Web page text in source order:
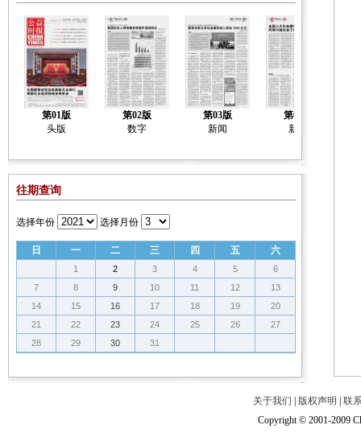
第01版
头版
第02版
数字
第03版
新闻
第04版
新闻
往期查询
选择年份 选择月份
日 一 二 三 四 五 六
1 2 3 4 5
6
7
8 9 10 11 12
13
14
15 16 17 18 19
20
21
22 23 24 25 26
27
28
29 30 31
关于我们 版权声明
联
Copyright © 2001-2009